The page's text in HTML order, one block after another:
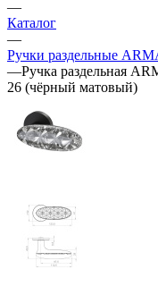
—
Каталог
—
Ручки раздельные
—Ручка раздельная
26 (чёрный матовый)